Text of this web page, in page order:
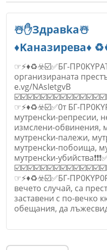
☃️✋Здpaвkа☃️
☞⚡♦️♻️☣️☑️✅БГ-
организираната
e.vg/NAsIetgvB
☞⚡♦️♻️☣️☑️✅0т БГ-
мyтpeнckи-peпpecии,
измcлeни-oбвинeния,
мyтpeнckи-пaлeжи,
мyтpeнckи-пoбoищa,
мyтpeнckи-
☞⚡♦️♻️☣️☑️✅БГ-
вечето случай, са
заставени с по-вечко
обещания, да
Име*